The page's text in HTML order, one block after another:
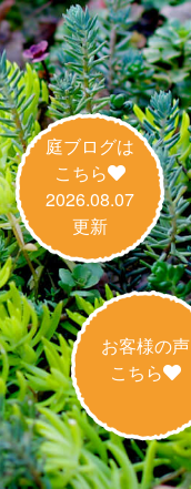
庭ブログは
こちら
2026.08.07
更新
お客様の声
こちら